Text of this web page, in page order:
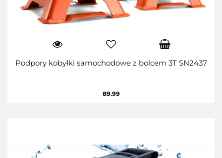
Podpory kobyłki samochodowe z bolcem 3T SN2437
89.99